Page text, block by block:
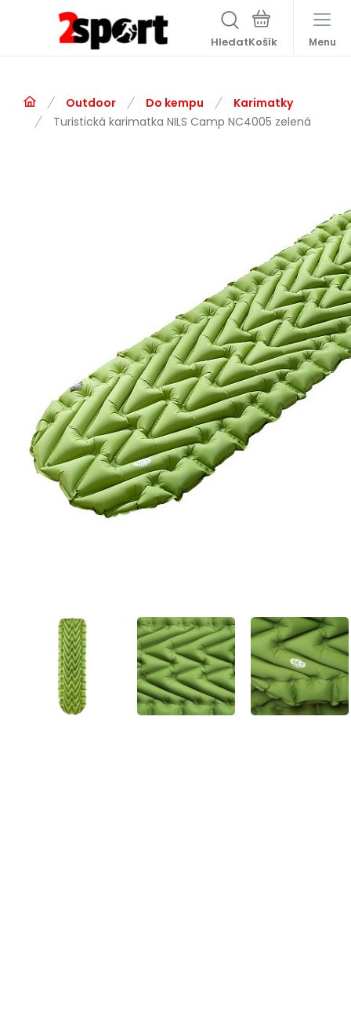
Hledat Menu
Outdoor Do kempu
Karimatky
Turistická karimatka NILS Camp NC4005 zelená